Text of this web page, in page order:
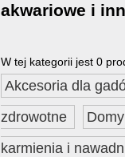
akwariowe i
W tej kategorii jest 0
Akcesoria dla
zdrowotne
karmienia i